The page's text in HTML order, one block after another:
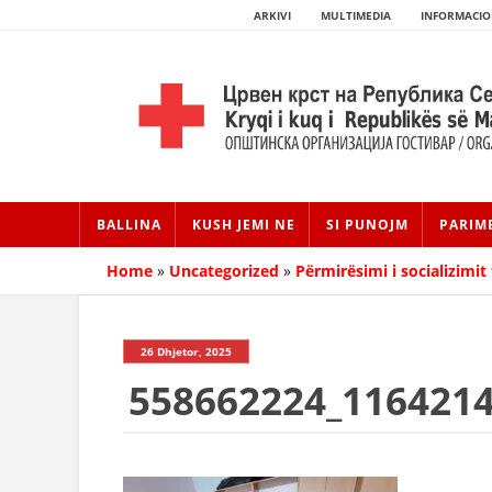
ARKIVI MULTIMEDIA
BALLINA KUSH JEMI NE SI PUNOJM
Home » Uncategorized » Përmirësimi i
26 Dhjetor, 2025